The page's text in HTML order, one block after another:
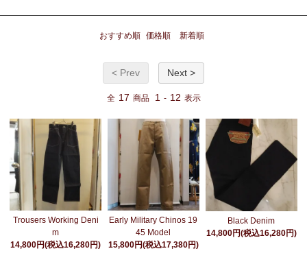
おすすめ順 価格順 新着順
< Prev Next >
全 17 商品 1 - 12 表示
Trousers Working Deni
m
14,800円(税込16,280円)
Early Military Chinos 19
45 Model
15,800円(税込17,380円)
Black Denim
14,800円(税込16,280円)